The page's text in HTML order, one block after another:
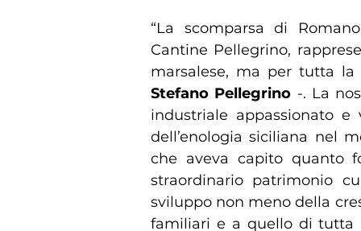
“La scomparsa di
Cantine Pellegrino,
marsalese, ma per tutta
Stefano Pellegrino -. La
industriale appassionato
dell’enologia siciliana nel
che aveva capito quanto
straordinario patrimonio
sviluppo non meno della
familiari e a quello di tutta